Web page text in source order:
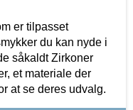
er tilpasset
du kan nyde i
såkaldt Zirkoner
et materiale der
at se deres udvalg.